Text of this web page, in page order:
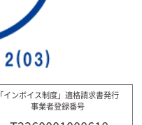
「インボイス制度」適格請求書発行
事業者登録番号